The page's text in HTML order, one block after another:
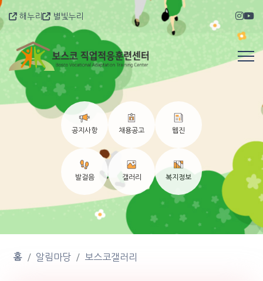
해누리 별빛누리
공지사항 채용공고 웹진
발걸음 갤러리 복지정보
홈 알림마당 보스코갤러리